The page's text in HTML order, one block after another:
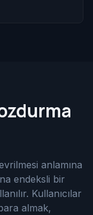
anlamına
endeksli bir
Kullanıcılar
almak,